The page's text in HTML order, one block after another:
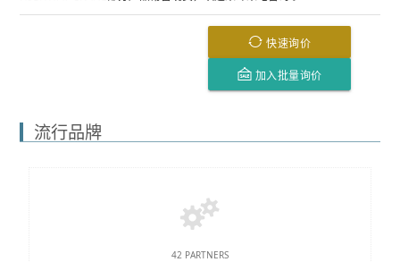
快速询价
加入批量询价
流行品牌
42 PARTNERS